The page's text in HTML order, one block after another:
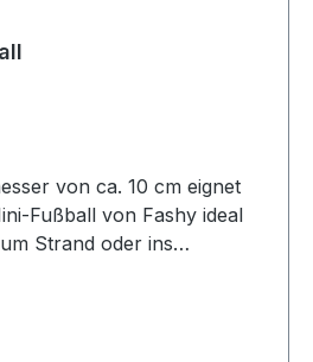
von ca. 10 cm eignet
Fußball von Fashy ideal
Strand oder ins